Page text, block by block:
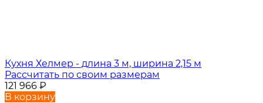
Кухня Хелмер - длина 3 м, ширина 2,15 м
Рассчитать по своим размерам
121 966 ₽
В корзину